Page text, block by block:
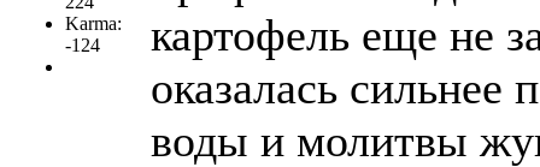
Karma:
-124
картофель еще не
оказалась
воды и молитвы